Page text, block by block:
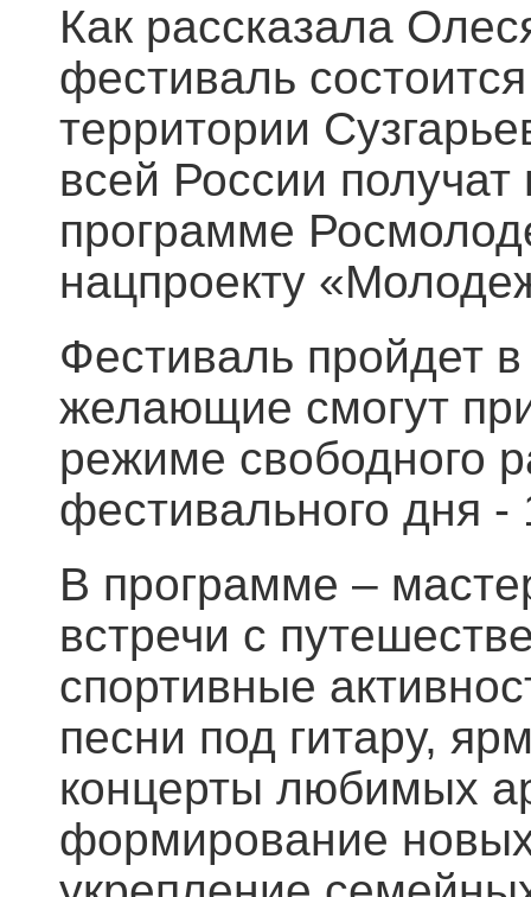
Как рассказала
фестиваль
территории
всей России получат
программе
нацпроекту
Фестиваль пройдет
желающие смогут
режиме свободного
фестивального дня -
В программе –
встречи с
спортивные
песни под гитару,
концерты любимых
формирование